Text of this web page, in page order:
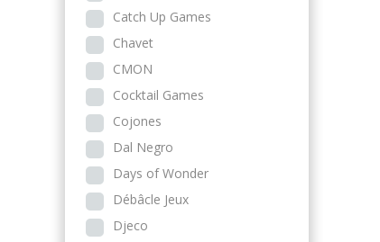
Catch Up Games
Chavet
CMON
Cocktail Games
Cojones
Dal Negro
Days of Wonder
Débâcle Jeux
Djeco